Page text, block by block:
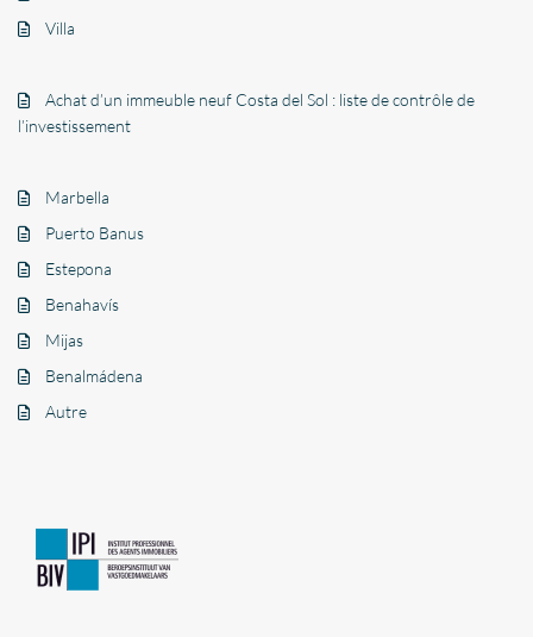
Villa
Achat d’un immeuble neuf Costa del Sol : liste de contrôle de
l’investissement
Marbella
Puerto Banus
Estepona
Benahavís
Mijas
Benalmádena
Autre